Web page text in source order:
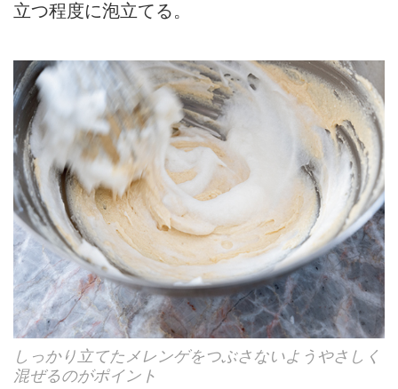
立つ程度に泡立てる。
しっかり立てたメレンゲをつぶさないようやさしく
混ぜるのがポイント